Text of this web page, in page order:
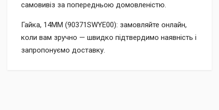
самовивіз за попередньою домовленістю.
Гайка, 14MM (90371SWYE00): замовляйте онлайн,
коли вам зручно — швидко підтвердимо наявність і
запропонуємо доставку.